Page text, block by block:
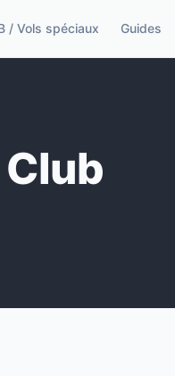
/ Vols spéciaux Guides